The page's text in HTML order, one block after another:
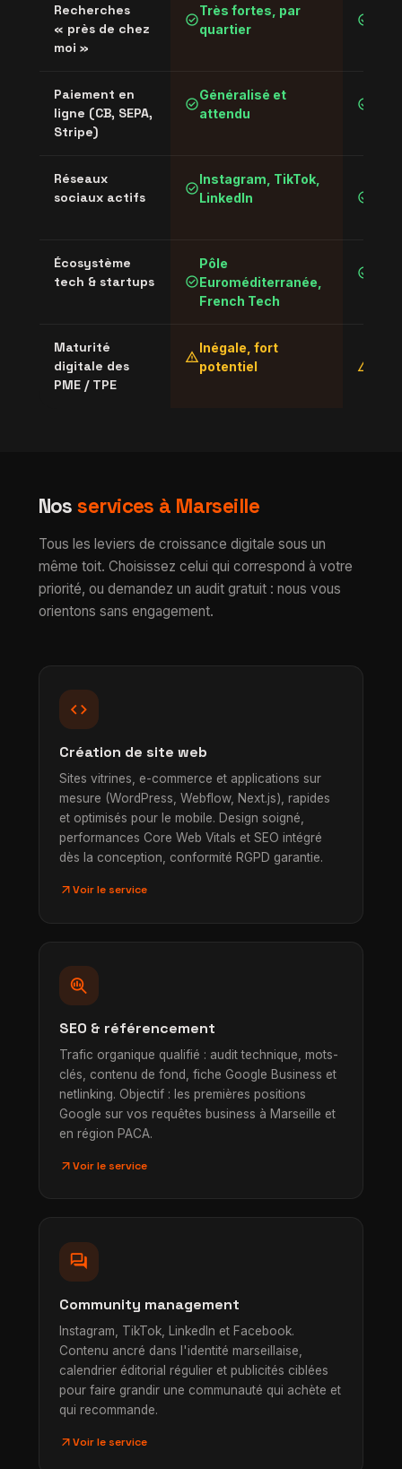
Recherches
« près de chez
moi »
check_circle
Très fortes, par
quartier
check_circle
Paiement en
ligne (CB, SEPA,
Stripe)
check_circle
Généralisé et
attendu
check_circle
Réseaux
sociaux actifs
check_circle
Instagram, TikTok,
LinkedIn
check_circle
Écosystème
tech & startups
check_circle
Pôle
Euroméditerranée,
French Tech
check_circle
Maturité
digitale des
PME / TPE
warning
Inégale, fort
potentiel
warning
Nosservices à Marseille
Tous les leviers de croissance digitale sous un
même toit. Choisissez celui qui correspond à votre
priorité, ou demandez un audit gratuit : nous vous
orientons sans engagement.
code
Création de site web
Sites vitrines, e-commerce et applications sur
mesure (WordPress, Webflow, Next.js), rapides
et optimisés pour le mobile. Design soigné,
performances Core Web Vitals et SEO intégré
dès la conception, conformité RGPD garantie.
arrow_outwardVoir le service
search_insights
SEO & référencement
Trafic organique qualifié : audit technique, mots-
clés, contenu de fond, fiche Google Business et
netlinking. Objectif : les premières positions
Google sur vos requêtes business à Marseille et
en région PACA.
arrow_outwardVoir le service
forum
Community management
Instagram, TikTok, LinkedIn et Facebook.
Contenu ancré dans l'identité marseillaise,
calendrier éditorial régulier et publicités ciblées
pour faire grandir une communauté qui achète et
qui recommande.
arrow_outwardVoir le service